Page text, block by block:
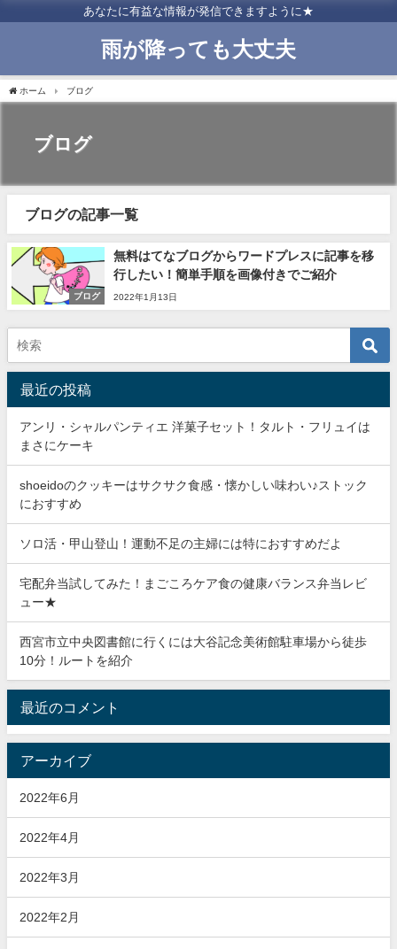
あなたに有益な情報が発信できますように★
雨が降っても大丈夫
ホーム ブログ
ブログ
ブログの記事一覧
ブログ
無料はてなブログからワードプレスに記事を移
行したい！簡単手順を画像付きでご紹介
2022年1月13日
最近の投稿
アンリ・シャルパンティエ 洋菓子セット！タルト・フリュイは
まさにケーキ
shoeidoのクッキーはサクサク食感・懐かしい味わい♪ストック
におすすめ
ソロ活・甲山登山！運動不足の主婦には特におすすめだよ
宅配弁当試してみた！まごころケア食の健康バランス弁当レビ
ュー★
西宮市立中央図書館に行くには大谷記念美術館駐車場から徒歩
10分！ルートを紹介
最近のコメント
アーカイブ
2022年6月
2022年4月
2022年3月
2022年2月